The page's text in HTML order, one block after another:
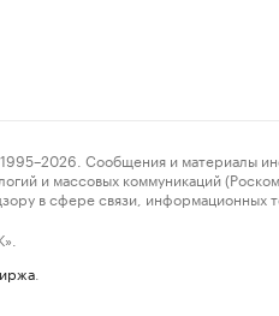
Сообщения и материалы
и массовых коммуникаций
в сфере связи,